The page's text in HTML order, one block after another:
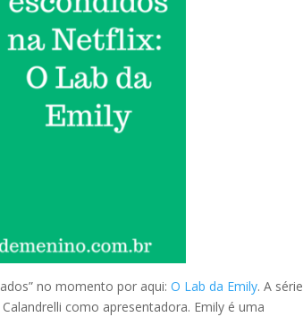
no momento por aqui: O Lab da Emily. A série
como apresentadora. Emily é uma